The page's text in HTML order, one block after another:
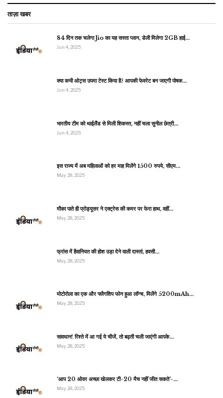
ताज़ा खबर
84 दिन तक चलेगा Jio का यह सस्ता प्लान, डेली मिलेगा 2GB हाई…
Jun 4, 2025
क्या कभी ओट्स उपमा टेस्ट किया है? आपकी फेवरेट बन जाएगी पोषक…
Jun 4, 2025
भारतीय टीम को थाईलैंड से मिली शिकस्त, नहीं चला सुनील छेत्री…
Jun 4, 2025
इस राज्य में अब महिलाओं को हर माह मिलेंगे 1500 रुपये, सीएम…
May 28, 2025
मौका पाते ही प्रोड्यूसर ने एक्ट्रेस की कमर पर फेरा हाथ, वहीं…
May 28, 2025
फ्रांस में हैवानियत की होश उड़ा देने वाली दास्तां, हवसी…
May 28, 2025
मोटोरोला का एक और फ्लैगशिप फोन हुआ लॉन्च, मिलेंगे 5200mAh…
May 28, 2025
सावधान! रिश्ते में आ गई ये चीजें, तो बढ़ती चली जाएंगी आपके…
May 28, 2025
‘आप 20 ओवर अच्छा खेलकर टी-20 मैच नहीं जीत सकते’-…
May 28, 2025